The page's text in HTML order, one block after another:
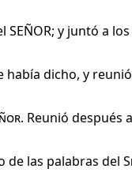
y juntó a
dicho, y
. Reunió después
de las palabras del